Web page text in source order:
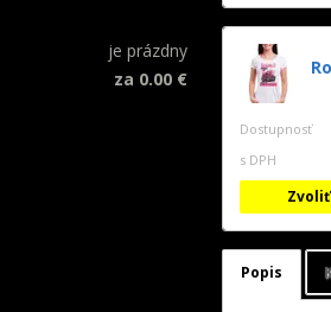
je prázdny
za 0.00 €
Dostupnosť
s DPH
Popis